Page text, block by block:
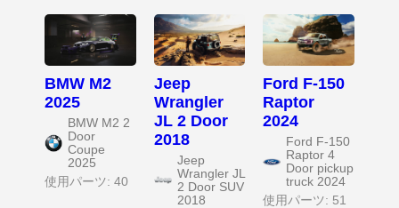
BMW M2
2025
BMW M2 2
Door
Coupe
2025
使用パーツ: 40
Jeep
Wrangler
JL 2 Door
2018
Jeep
Wrangler JL
2 Door SUV
2018
Ford F-150
Raptor
2024
Ford F-150
Raptor 4
Door pickup
truck 2024
使用パーツ: 51